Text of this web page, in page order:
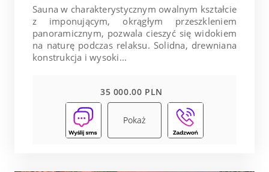
Sauna w charakterystycznym owalnym kształcie
z imponującym, okrągłym przeszkleniem
panoramicznym, pozwala cieszyć się widokiem
na naturę podczas relaksu. Solidna, drewniana
konstrukcja i wysoki...
35 000.00 PLN
Pokaż